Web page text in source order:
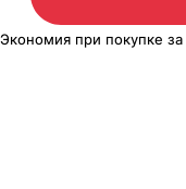
Экономия при покупке за